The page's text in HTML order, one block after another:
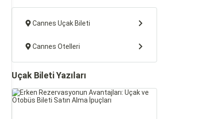
Cannes Uçak Bileti
Cannes Otelleri
Uçak Bileti Yazıları